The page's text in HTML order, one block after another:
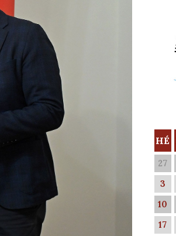
HÉ
27
3
10
17